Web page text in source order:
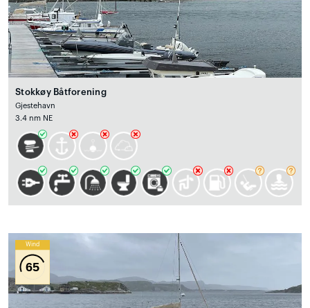
Stokkøy Båtforening
Gjestehavn
3.4 nm NE
Wind
65